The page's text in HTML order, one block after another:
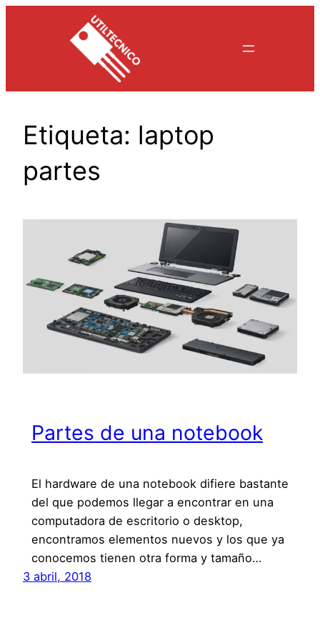
Etiqueta: laptop
partes
Partes de una notebook
El hardware de una notebook difiere bastante
del que podemos llegar a encontrar en una
computadora de escritorio o desktop,
encontramos elementos nuevos y los que ya
conocemos tienen otra forma y tamaño…
3 abril, 2018